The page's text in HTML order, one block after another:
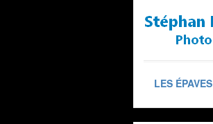
LES ÉPAVES